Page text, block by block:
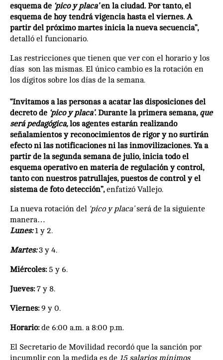
esquema de ‘pico y placa’en la ciudad. Por tanto, el
esquema de hoy tendrá vigencia hasta el viernes. A
partir del próximo martes inicia la nueva secuencia”,
detalló el funcionario.
Las restricciones que tienen que ver con el horario y los
días son las mismas. El único cambio es la rotación en
los dígitos sobre los días de la semana.
“Invitamos a las personas a acatar las disposiciones del
decreto de ‘pico y placa’. Durante la primera semana, que
será pedagógica,los agentes estarán realizando
señalamientos y reconocimientos de rigor y no surtirán
efecto ni las notificaciones ni las inmovilizaciones. Ya a
partir de la segunda semana de julio, inicia todo el
esquema operativo en materia de regulación y control,
tanto con nuestros patrullajes, puestos de control y el
sistema de foto detección”,enfatizó Vallejo.
La nueva rotación del ‘pico y placa’será de la siguiente
manera…
Lunes:1 y 2.
Martes:3 y 4.
Miércoles:5 y 6.
Jueves:7 y 8.
Viernes:9 y 0.
Horario:de 6:00 a.m. a 8:00 p.m.
El Secretario de Movilidad recordó que la sanción por
incumplir con la medida es de 15 salarios mínimos